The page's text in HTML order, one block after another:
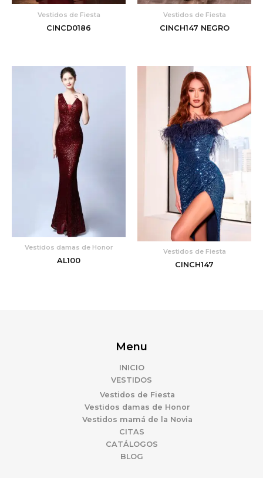
Vestidos de Fiesta
CINCD0186
Vestidos de Fiesta
CINCH147 NEGRO
Vestidos damas de Honor
AL100
Vestidos de Fiesta
CINCH147
Menu
INICIO
VESTIDOS
Vestidos de Fiesta
Vestidos damas de Honor
Vestidos mamá de la Novia
CITAS
CATÁLOGOS
BLOG